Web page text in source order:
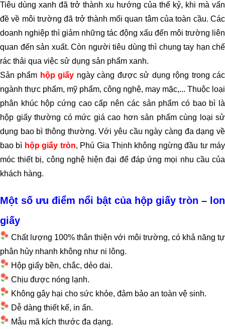
Tiêu dùng xanh đã trở thành xu hướng của thế kỷ, khi mà vấn
đề về môi trường đã trở thành mối quan tâm của toàn cầu. Các
doanh nghiệp thì giảm những tác động xấu đến môi trường liên
quan đến sản xuất. Còn người tiêu dùng thì chung tay hạn chế
rác thải qua việc sử dụng sản phẩm xanh.
Sản phẩm hộp giấy ngày càng được sử dụng rộng trong các
ngành thực phẩm, mỹ phẩm, công nghệ, may mặc,... Thuộc loại
phân khúc hộp cứng cao cấp nên các sản phẩm có bao bì là
hộp giấy thường có mức giá cao hơn sản phẩm cùng loại sử
dụng bao bì thông thường. Với yêu cầu ngày càng đa dạng về
bao bì hộp giấy tròn, Phú Gia Thịnh không ngừng đầu tư máy
móc thiết bị, công nghệ hiện đại để đáp ứng mọi nhu cầu của
khách hàng.
Một số ưu điểm nổi bật của hộp giấy tròn – lon
giấy
Chất lượng 100% thân thiện với môi trường, có khả năng tự
phân hủy nhanh không như ni lông.
Hộp giấy bền, chắc, dẻo dai.
Chịu được nóng lạnh.
Không gây hại cho sức khỏe, đảm bảo an toàn vệ sinh.
Dễ dàng thiết kế, in ấn.
Mẫu mã kích thước đa dạng.